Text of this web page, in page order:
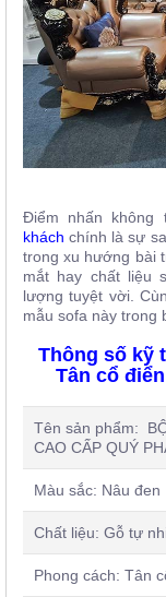
Điểm nhấn không
khách chính là sự
trong xu hướng bài
mắt hay chất liệu
lượng tuyệt vời.
mẫu sofa này trong
Thông số kỹ
Tân cổ
Tên sản phẩm:
CAO CẤP QUÝ
Màu sắc: Nâu đen
Chất liệu: Gỗ tự
Phong cách: Tân